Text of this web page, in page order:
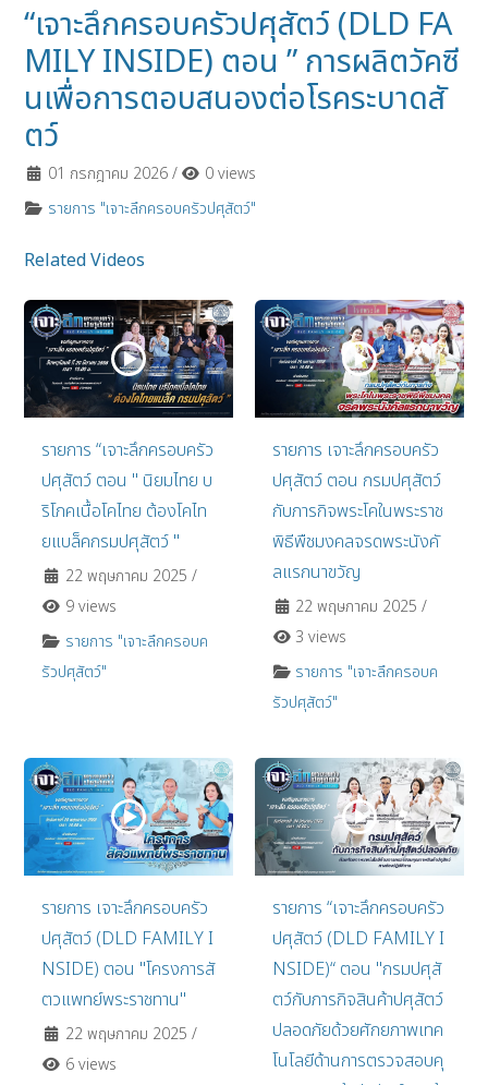
“เจาะลึกครอบครัวปศุสัตว์ (DLD FA
MILY INSIDE) ตอน ” การผลิตวัคซี
นเพื่อการตอบสนองต่อโรคระบาดสั
ตว์
01 กรกฎาคม 2026/
0 views
รายการ "เจาะลึกครอบครัวปศุสัตว์"
Related Videos
รายการ “เจาะลึกครอบครัว
ปศุสัตว์ ตอน " นิยมไทย บ
ริโภคเนื้อโคไทย ต้องโคไท
ยแบล็คกรมปศุสัตว์ "
22 พฤษภาคม 2025 /
9 views
รายการ "เจาะลึกครอบค
รัวปศุสัตว์"
รายการ เจาะลึกครอบครัว
ปศุสัตว์ ตอน กรมปศุสัตว์
กับภารกิจพระโคในพระราช
พิธีพืชมงคลจรดพระนังคั
ลแรกนาขวัญ
22 พฤษภาคม 2025 /
3 views
รายการ "เจาะลึกครอบค
รัวปศุสัตว์"
รายการ เจาะลึกครอบครัว
ปศุสัตว์ (DLD FAMILY I
NSIDE) ตอน "โครงการสั
ตวแพทย์พระราชทาน"
22 พฤษภาคม 2025 /
6 views
รายการ “เจาะลึกครอบครัว
ปศุสัตว์ (DLD FAMILY I
NSIDE)“ ตอน "กรมปศุสั
ตว์กับภารกิจสินค้าปศุสัตว์
ปลอดภัยด้วยศักยภาพเทค
โนโลยีด้านการตรวจสอบคุ